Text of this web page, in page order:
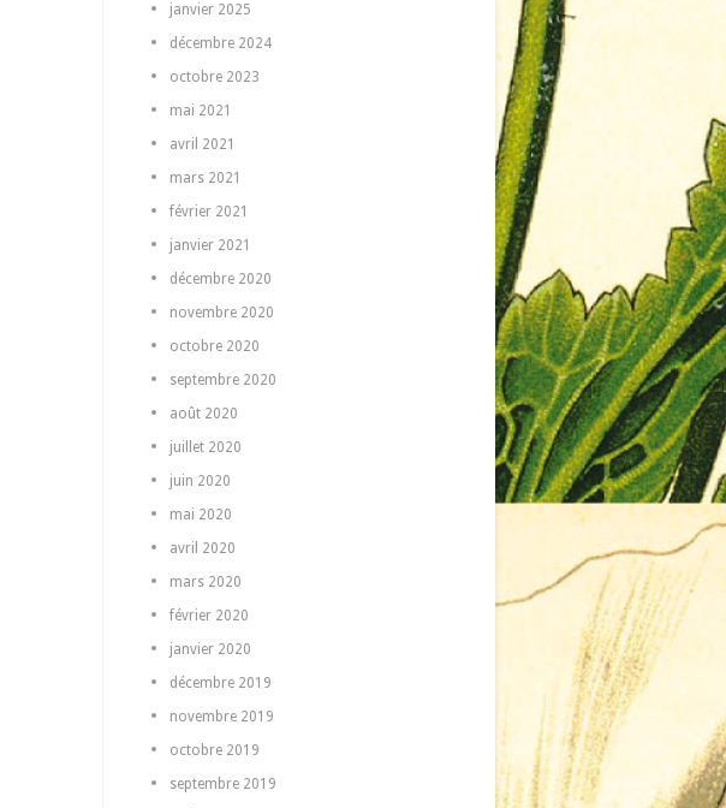
janvier 2025
décembre 2024
octobre 2023
mai 2021
avril 2021
mars 2021
février 2021
janvier 2021
décembre 2020
novembre 2020
octobre 2020
septembre 2020
août 2020
juillet 2020
juin 2020
mai 2020
avril 2020
mars 2020
février 2020
janvier 2020
décembre 2019
novembre 2019
octobre 2019
septembre 2019